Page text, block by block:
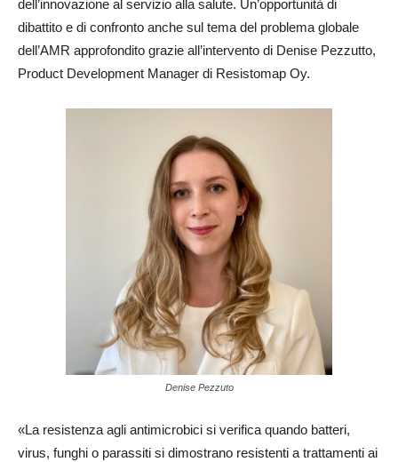
dell’innovazione al servizio alla salute. Un’opportunità di
dibattito e di confronto anche sul tema del problema globale
dell’AMR approfondito grazie all’intervento di Denise Pezzutto,
Product Development Manager di Resistomap Oy.
Denise Pezzuto
«La resistenza agli antimicrobici si verifica quando batteri,
virus, funghi o parassiti si dimostrano resistenti a trattamenti ai